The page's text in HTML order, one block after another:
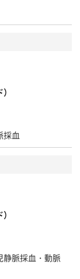
採血
静脈採血・動脈